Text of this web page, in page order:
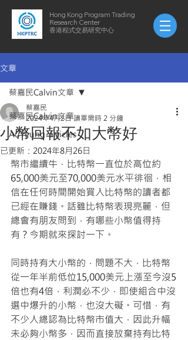
Hong Kong Program Trading
Research Center
​​香港程式交易研究中心
文章
蔡嘉民Calvin文章
AuYeung-articles
蔡嘉民Calvin文章
小幣回報不如大幣好
蔡嘉民
2024年4月2日 讀畢需時 2 分鐘
已更新： 2024年8月26日
幣市繼續牛，比特幣一直位於高位約
65,000美元至70,000美元水平徘徊，相
信在任何時間開始買入比特幣的讀者都
已經在賺錢。話雖比特幣表現亮麗，但
總會有朋友問到，有哪些小幣值得持
有？今期就來探討一下。
同時持有大小幣的，問題不大，比特幣
從一年半前低位15,000美元上漲至今沒5
倍也有4倍，利潤必不少，即使組合中沒
選中爆升的小幣，也沒大礙。可惜，有
不少人總認為比特幣市值大，因此升幅
未必夠小幣多，因而直接放棄持有比特